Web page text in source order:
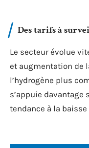
Des tarifs à
Le secteur évolue
et augmentation de
l’hydrogène plus
s’appuie davantage
tendance à la